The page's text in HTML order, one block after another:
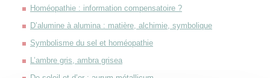
Homéopathie : information compensatoire ?
D’alumine à alumina : matière, alchimie, symbolique
Symbolisme du sel et homéopathie
L’ambre gris, ambra grisea